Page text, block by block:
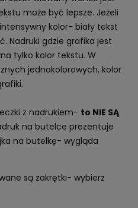
może być lepsze. Jeżeli
kolor- biały tekst
Nadruki gdzie grafika jest
tylko kolor tekstu. W
jednokolorowych, kolor
z nadrukiem- to NIE SĄ
na butelce prezentuje
na butelkę- wygląda
są zakrętki- wybierz